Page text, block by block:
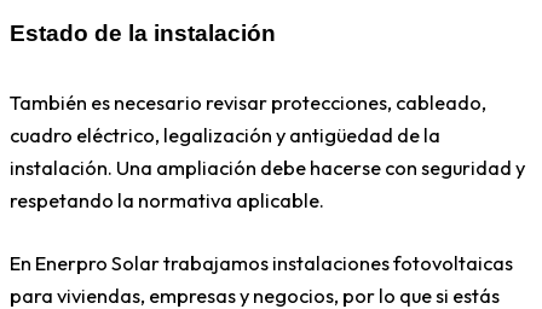
Estado de la instalación
También es necesario revisar protecciones, cableado,
cuadro eléctrico, legalización y antigüedad de la
instalación. Una ampliación debe hacerse con seguridad y
respetando la normativa aplicable.
En Enerpro Solar trabajamos instalaciones fotovoltaicas
para viviendas, empresas y negocios, por lo que si estás